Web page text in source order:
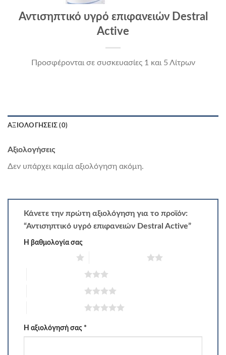
Αντισηπτικό υγρό επιφανειών Destral
Active
Προσφέρονται σε συσκευασίες 1 και 5 Λίτρων
ΑΞΙΟΛΟΓΉΣΕΙΣ (0)
Αξιολογήσεις
Δεν υπάρχει καμία αξιολόγηση ακόμη.
Κάνετε την πρώτη αξιολόγηση για το προϊόν:
“Αντισηπτικό υγρό επιφανειών Destral Active”
Η βαθμολογία σας
Η αξιολόγησή σας *